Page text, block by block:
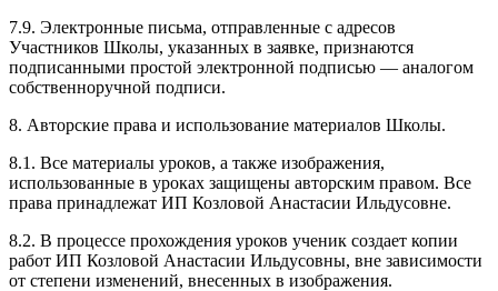
7.9. Электронные письма, отправленные с адресов
Участников Школы, указанных в заявке, признаются
подписанными простой электронной подписью — аналогом
собственноручной подписи.
8. Авторские права и использование материалов Школы.
8.1. Все материалы уроков, а также изображения,
использованные в уроках защищены авторским правом. Все
права принадлежат ИП Козловой Анастасии Ильдусовне.
8.2. В процессе прохождения уроков ученик создает копии
работ ИП Козловой Анастасии Ильдусовны, вне зависимости
от степени изменений, внесенных в изображения.